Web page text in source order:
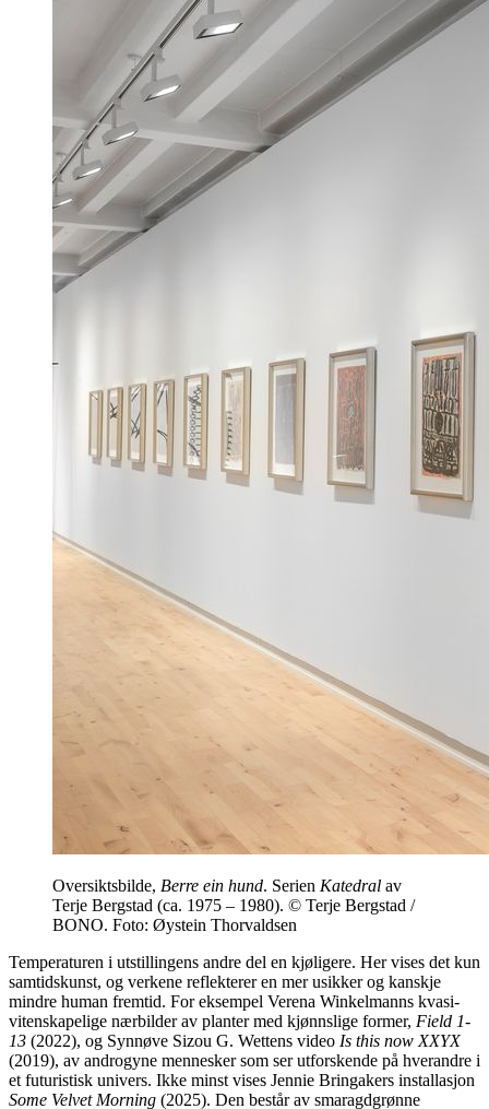
Oversiktsbilde, Berre ein hund. Serien Katedral av
Terje Bergstad (ca. 1975 – 1980). © Terje Bergstad /
BONO. Foto: Øystein Thorvaldsen
Temperaturen i utstillingens andre del en kjøligere. Her vises det kun
samtidskunst, og verkene reflekterer en mer usikker og kanskje
mindre human fremtid. For eksempel Verena Winkelmanns kvasi-
vitenskapelige nærbilder av planter med kjønnslige former, Field 1-
13 (2022), og Synnøve Sizou G. Wettens video Is this now XXYX
(2019), av androgyne mennesker som ser utforskende på hverandre i
et futuristisk univers. Ikke minst vises Jennie Bringakers installasjon
Some Velvet Morning (2025). Den består av smaragdgrønne